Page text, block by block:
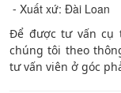
- Xuất xứ: Đài Loan
Để được tư vấn cụ
chúng tôi theo
tư vấn viên ở góc